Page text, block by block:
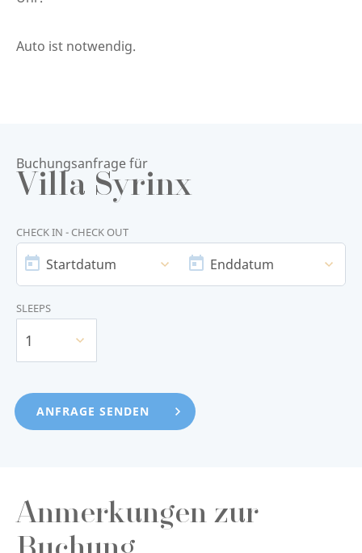
Auto ist notwendig.
Buchungsanfrage für
Villa Syrinx
CHECK IN - CHECK OUT
STARTDATUM
Startdatum Enddatum
SLEEPS
1
Anmerkungen zur